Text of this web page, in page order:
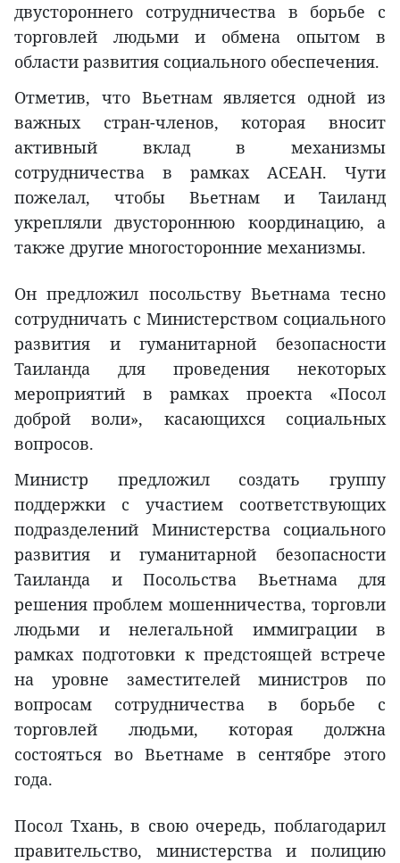
двустороннего сотрудничества в борьбе с
торговлей людьми и обмена опытом в
области развития социального обеспечения.
Отметив, что Вьетнам является одной из
важных стран-членов, которая вносит
активный вклад в механизмы
сотрудничества в рамках АСЕАН. Чути
пожелал, чтобы Вьетнам и Таиланд
укрепляли двустороннюю координацию, а
также другие многосторонние механизмы.
Он предложил посольству Вьетнама тесно
сотрудничать с Министерством социального
развития и гуманитарной безопасности
Таиланда для проведения некоторых
мероприятий в рамках проекта «‎Посол
доброй воли»‎, касающихся социальных
вопросов.
Министр предложил создать группу
поддержки с участием соответствующих
подразделений Министерства социального
развития и гуманитарной безопасности
Таиланда и Посольства Вьетнама для
решения проблем мошенничества, торговли
людьми и нелегальной иммиграции в
рамках подготовки к предстоящей встрече
на уровне заместителей министров по
вопросам сотрудничества в борьбе с
торговлей людьми, которая должна
состояться во Вьетнаме в сентябре этого
года.
Посол Тхань, в свою очередь, поблагодарил
правительство, министерства и полицию